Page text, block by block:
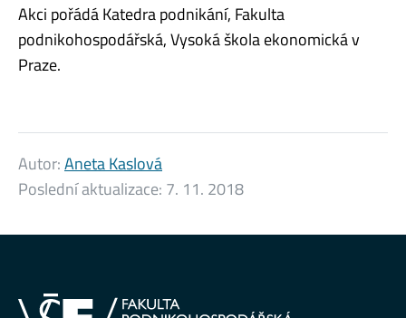
Akci pořádá Katedra podnikání, Fakulta
podnikohospodářská, Vysoká škola ekonomická v
Praze.
Autor:Aneta Kaslová
Poslední aktualizace: 7. 11. 2018